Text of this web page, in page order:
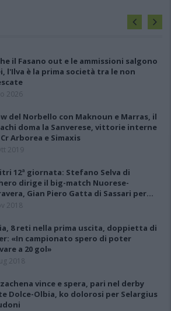
il Fasano out e le ammissioni salgono
l'Ilva è la prima società tra le non
2026
del Norbello con Maknoun e Marras, il
doma la Sanverese, vittorie interne
Arborea e Simaxis
2019
12ª giornata: Stefano Selva di
dirige il big-match Nuorese-
Gian Piero Gatta di Sassari per…
2018
8 reti nella prima uscita, doppietta di
«In campionato spero di poter
a 20 gol»
2018
vince e spera, pari nel derby
Dolce-Olbia, ko dolorosi per Selargius